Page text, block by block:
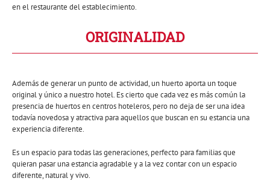
en el restaurante del establecimiento.
ORIGINALIDAD
Además de generar un punto de actividad, un huerto aporta un toque
original y único a nuestro hotel. Es cierto que cada vez es más común la
presencia de huertos en centros hoteleros, pero no deja de ser una idea
todavía novedosa y atractiva para aquellos que buscan en su estancia una
experiencia diferente.
Es un espacio para todas las generaciones, perfecto para familias que
quieran pasar una estancia agradable y a la vez contar con un espacio
diferente, natural y vivo.